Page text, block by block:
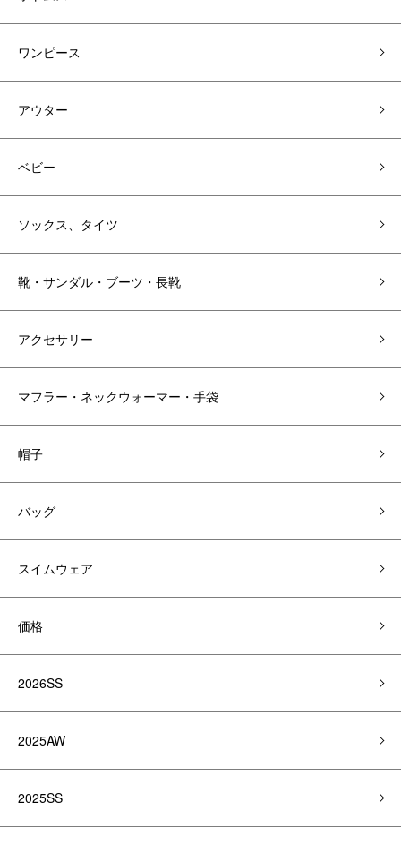
ワンピース
アウター
ベビー
ソックス、タイツ
靴・サンダル・ブーツ・長靴
アクセサリー
マフラー・ネックウォーマー・手袋
帽子
バッグ
スイムウェア
価格
2026SS
2025AW
2025SS